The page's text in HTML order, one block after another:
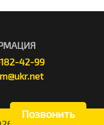
42-99
Позвонить